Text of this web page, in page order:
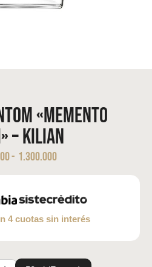
«Memento
– Kilian
- 1.300.000
4 cuotas sin interés